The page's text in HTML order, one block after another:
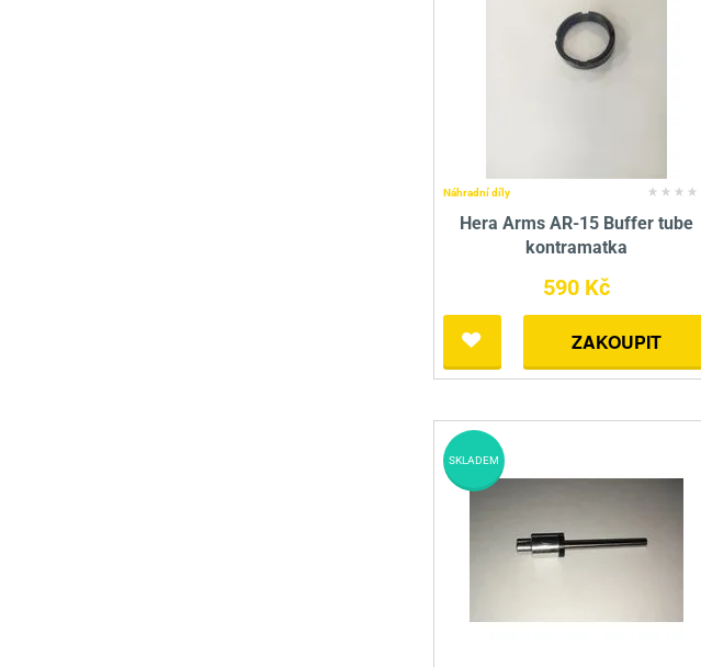
Náhradní díly
Hera Arms AR-15 Buffer tube
kontramatka
590 Kč
ZAKOUPIT
SKLADEM